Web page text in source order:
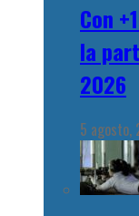
Con
la
2026
5 agosto,